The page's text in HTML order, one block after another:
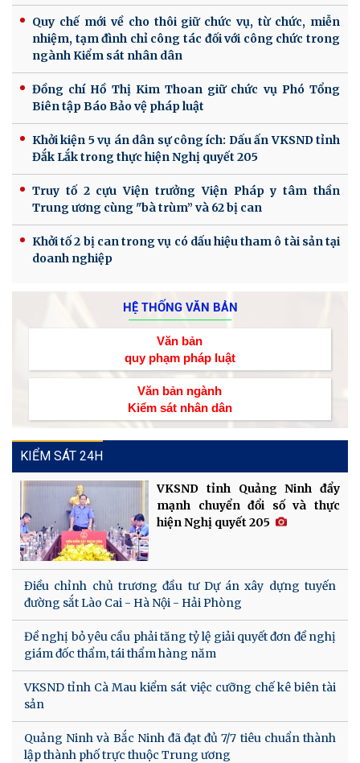
Quy chế mới về cho thôi giữ chức vụ, từ chức, miễn
nhiệm, tạm đình chỉ công tác đối với công chức trong
ngành Kiểm sát nhân dân
Đồng chí Hồ Thị Kim Thoan giữ chức vụ Phó Tổng
Biên tập Báo Bảo vệ pháp luật
Khởi kiện 5 vụ án dân sự công ích: Dấu ấn VKSND tỉnh
Đắk Lắk trong thực hiện Nghị quyết 205
Truy tố 2 cựu Viện trưởng Viện Pháp y tâm thần
Trung ương cùng "bà trùm” và 62 bị can
Khởi tố 2 bị can trong vụ có dấu hiệu tham ô tài sản tại
doanh nghiệp
HỆ THỐNG VĂN BẢN
Văn bản
quy phạm pháp luật
Văn bản ngành
Kiểm sát nhân dân
KIỂM SÁT 24H
VKSND tỉnh Quảng Ninh đẩy
mạnh chuyển đổi số và thực
hiện Nghị quyết 205
Điều chỉnh chủ trương đầu tư Dự án xây dựng tuyến
đường sắt Lào Cai - Hà Nội - Hải Phòng
Đề nghị bỏ yêu cầu phải tăng tỷ lệ giải quyết đơn đề nghị
giám đốc thẩm, tái thẩm hàng năm
VKSND tỉnh Cà Mau kiểm sát việc cưỡng chế kê biên tài
sản
Quảng Ninh và Bắc Ninh đã đạt đủ 7/7 tiêu chuẩn thành
lập thành phố trực thuộc Trung ương